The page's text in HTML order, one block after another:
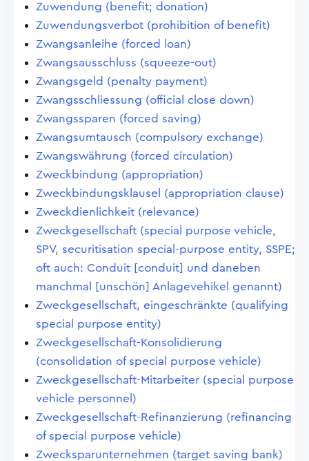
Zuwendung (benefit; donation)
Zuwendungsverbot (prohibition of benefit)
Zwangsanleihe (forced loan)
Zwangsausschluss (squeeze-out)
Zwangsgeld (penalty payment)
Zwangsschliessung (official close down)
Zwangssparen (forced saving)
Zwangsumtausch (compulsory exchange)
Zwangswährung (forced circulation)
Zweckbindung (appropriation)
Zweckbindungsklausel (appropriation clause)
Zweckdienlichkeit (relevance)
Zweckgesellschaft (special purpose vehicle,
SPV, securitisation special-purpose entity, SSPE;
oft auch: Conduit [conduit] und daneben
manchmal [unschön] Anlagevehikel genannt)
Zweckgesellschaft, eingeschränkte (qualifying
special purpose entity)
Zweckgesellschaft-Konsolidierung
(consolidation of special purpose vehicle)
Zweckgesellschaft-Mitarbeiter (special purpose
vehicle personnel)
Zweckgesellschaft-Refinanzierung (refinancing
of special purpose vehicle)
Zwecksparunternehmen (target saving bank)